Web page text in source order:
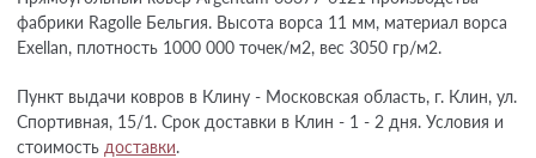
фабрики Ragolle Бельгия. Высота ворса 11 мм, материал ворса
Exellan, плотность 1000 000 точек/м2, вес 3050 гр/м2.
Пункт выдачи ковров в Клину - Московская область, г. Клин, ул.
Спортивная, 15/1. Срок доставки в Клин - 1 - 2 дня. Условия и
стоимость доставки.